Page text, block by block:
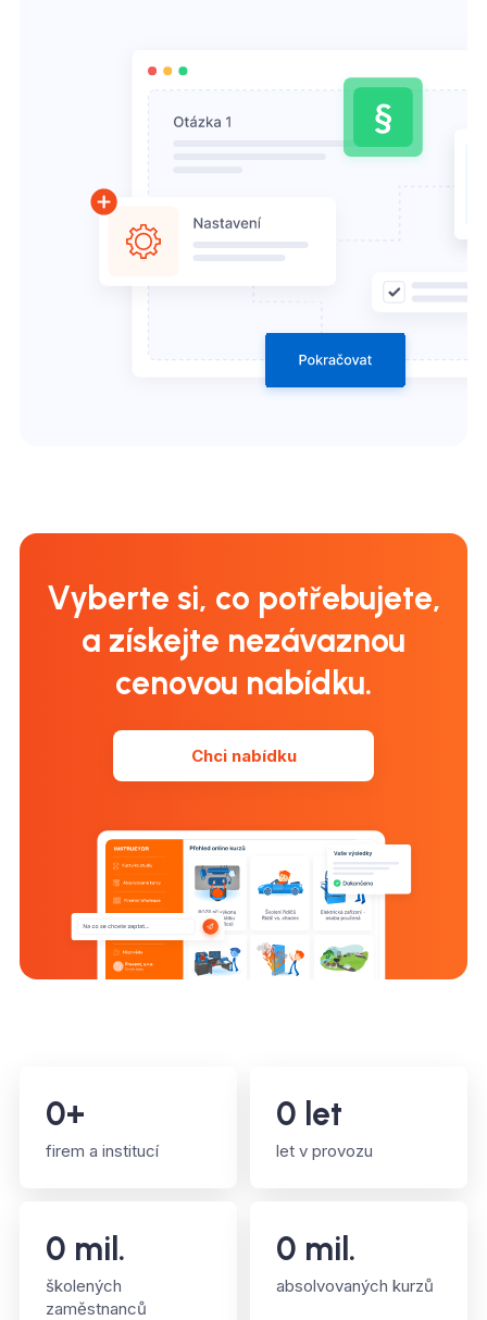
Vyberte si, co potřebujete,
a získejte nezávaznou
cenovou nabídku.
Chci nabídku
0+
firem a institucí
0 let
let v provozu
0 mil.
školených
zaměstnanců
0 mil.
absolvovaných kurzů